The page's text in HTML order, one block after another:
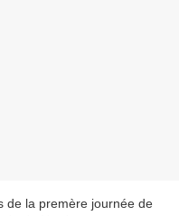
de la premère journée de